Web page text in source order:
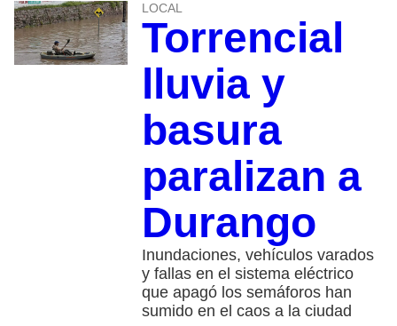
LOCAL
Torrencial
lluvia y
basura
paralizan a
Durango
Inundaciones, vehículos varados
y fallas en el sistema eléctrico
que apagó los semáforos han
sumido en el caos a la ciudad